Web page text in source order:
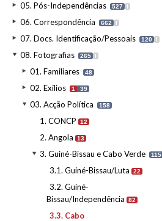
05. Pós-Independências 527 I
06. Correspondência 662 I
07. Docs. Identificação/Pessoais 120 I
08. Fotografias 265 I
01. Familiares 48
02. Exílios 1 39
03. Acção Política 158
1. CONCP 12
2. Angola 13
3. Guiné-Bissau e Cabo Verde 115
3.1. Guiné-Bissau/Luta 22
3.2. Guiné-
Bissau/Independência
82
3.3. Cabo